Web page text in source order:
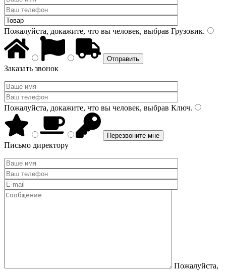
Пожалуйста, докажите, что вы человек, выбрав Грузовик.
Заказать звонок
Пожалуйста, докажите, что вы человек, выбрав Ключ.
Письмо директору
Пожалуйста,